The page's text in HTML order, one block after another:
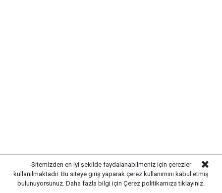
Sitemizden en iyi şekilde faydalanabilmeniz için çerezler
kullanılmaktadır. Bu siteye giriş yaparak çerez kullanımını kabul etmiş
bulunuyorsunuz. Daha fazla bilgi için Çerez politikamıza tıklayınız.